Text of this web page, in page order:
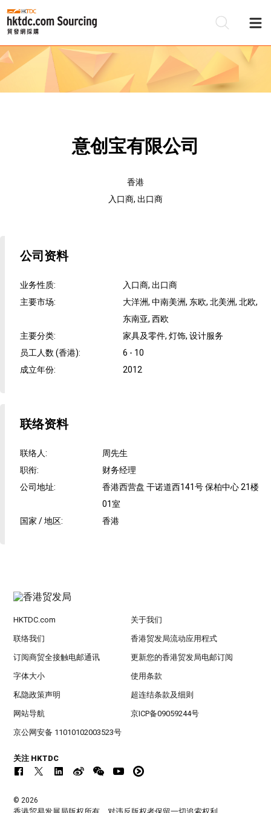
意创宝有限公司
香港
入口商, 出口商
公司资料
业务性质:
入口商, 出口商
主要市场:
大洋洲, 中南美洲, 东欧, 北美洲, 北欧,
东南亚, 西欧
主要分类:
家具及零件, 灯饰, 设计服务
员工人数 (香港):
6 - 10
成立年份: 2012
联络资料
联络人:
周先生
职衔:
财务经理
公司地址:
香港西营盘 干诺道西141号 保柏中心 21楼
01室
国家 / 地区: 香港
HKTDC.com 关于我们
联络我们 香港贸发局流动应用程式
订阅商贸全接触电邮通讯 更新您的香港贸发局电邮订阅
字体大小 使用条款
私隐政策声明 超连结条款及细则
网站导航 京ICP备09059244号
京公网安备 11010102003523号
关注 HKTDC
© 2026